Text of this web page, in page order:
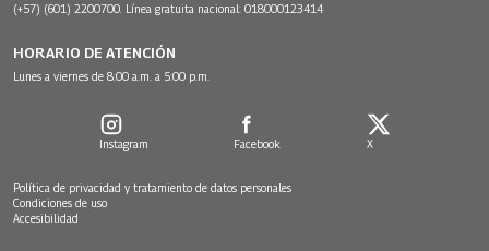
(+57) (601) 2200700. Línea gratuita nacional: 018000123414
HORARIO DE ATENCIÓN
Lunes a viernes de 8:00 a.m. a 5:00 p.m.
Instagram Facebook X
Política de privacidad y tratamiento de datos personales
Condiciones de uso
Accesibilidad